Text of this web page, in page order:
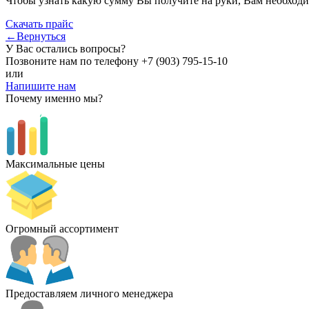
Скачать прайс
←Вернуться
У Вас остались вопросы?
Позвоните нам по телефону +7 (903) 795-15-10
или
Напишите нам
Почему именно мы?
Максимальные цены
Огромный ассортимент
Предоставляем личного менеджера